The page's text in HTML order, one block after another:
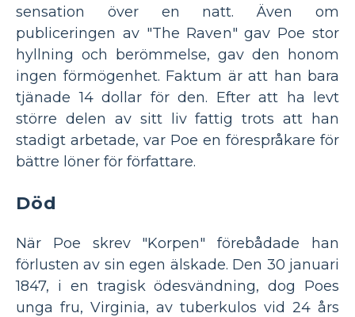
sensation över en natt. Även om
publiceringen av "The Raven" gav Poe stor
hyllning och berömmelse, gav den honom
ingen förmögenhet. Faktum är att han bara
tjänade 14 dollar för den. Efter att ha levt
större delen av sitt liv fattig trots att han
stadigt arbetade, var Poe en förespråkare för
bättre löner för författare.
Död
När Poe skrev "Korpen" förebådade han
förlusten av sin egen älskade. Den 30 januari
1847, i en tragisk ödesvändning, dog Poes
unga fru, Virginia, av tuberkulos vid 24 års